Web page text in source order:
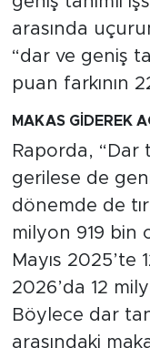
arasında
“dar ve geniş
puan farkının
MAKAS GİDEREK
Raporda, “Dar
gerilese de
dönemde de
milyon 919 bin
Mayıs 2025’te
2026’da 12
Böylece dar
arasındaki